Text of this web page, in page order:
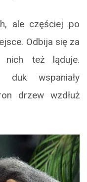
ale częściej po
Odbija się za
też ląduje.
duk wspaniały
drzew wzdłuż